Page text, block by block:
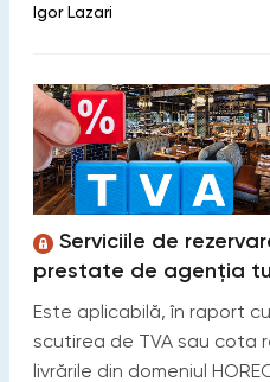
Igor Lazari
Serviciile de
prestate de agenția
Este aplicabilă, în raport
scutirea de TVA sau cota
livrările din domeniul